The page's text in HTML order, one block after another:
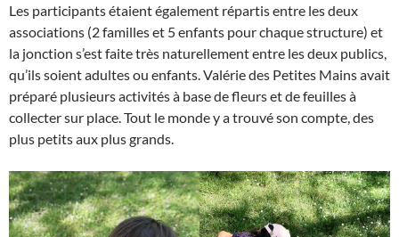
Les participants étaient également répartis entre les deux
associations (2 familles et 5 enfants pour chaque structure) et
la jonction s’est faite très naturellement entre les deux publics,
qu’ils soient adultes ou enfants. Valérie des Petites Mains avait
préparé plusieurs activités à base de fleurs et de feuilles à
collecter sur place. Tout le monde y a trouvé son compte, des
plus petits aux plus grands.